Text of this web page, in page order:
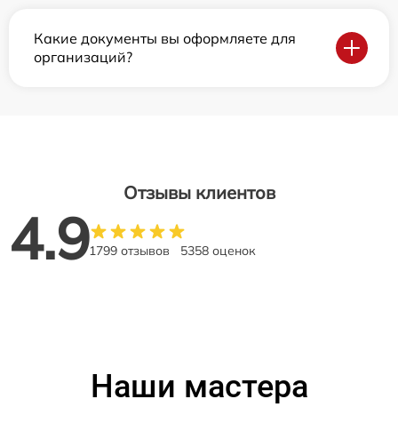
Какие документы вы оформляете для
организаций?
Отзывы клиентов
4.91799 отзывов 5358 оценок
Наши мастера